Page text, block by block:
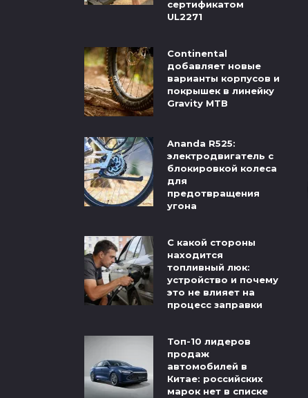
сертификатом
UL2271
Continental
добавляет новые
варианты корпусов и
покрышек в линейку
Gravity MTB
Ananda R525:
электродвигатель с
блокировкой колеса
для
предотвращения
угона
С какой стороны
находится
топливный люк:
устройство и почему
это не влияет на
процесс заправки
Топ-10 лидеров
продаж
автомобилей в
Китае: российских
марок нет в списке